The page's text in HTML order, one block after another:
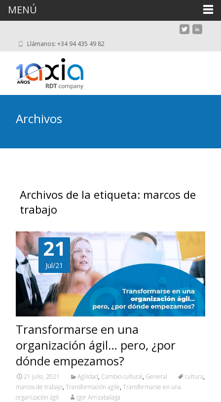
Llámanos: +34 94 435 49 82
Archivos
Archivos de la etiqueta: marcos de
trabajo
21
Jul/21
Transformarse en una
organización ágil… pero, ¿por
dónde empezamos?
21 julio, 2021 Agilidad, Cambio cultural, General cultura,
marcos de trabajo,Transformación agile,Transformarse en una
organización ágil
Igor Arrizabalaga
MENÚ